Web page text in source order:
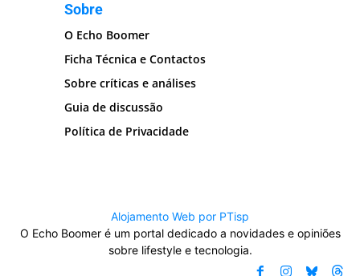
Sobre
O Echo Boomer
Ficha Técnica e Contactos
Sobre críticas e análises
Guia de discussão
Política de Privacidade
Alojamento Web por PTisp
O Echo Boomer é um portal dedicado a novidades e opiniões
sobre lifestyle e tecnologia.